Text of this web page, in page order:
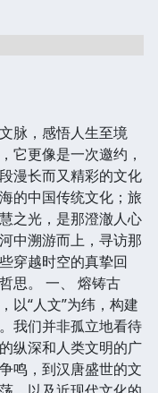
脉，感悟人生至境
它更像是一次邀约，
漫长而又精彩的文化
的中国传统文化；旅
之光，是那澄澈人心
中溯游而上，寻访那
穿越时空的真挚回
思。 一、 熔铸古
以“人文”为纬，构建
我们并非孤立地看待
纵深和人类文明的广
鸣，到汉唐盛世的文